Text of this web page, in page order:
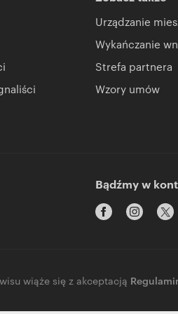
Urządzanie
Wykańczanie
Strefa partnera
Wzory umów
Bądźmy w
wiąże się z akceptacją